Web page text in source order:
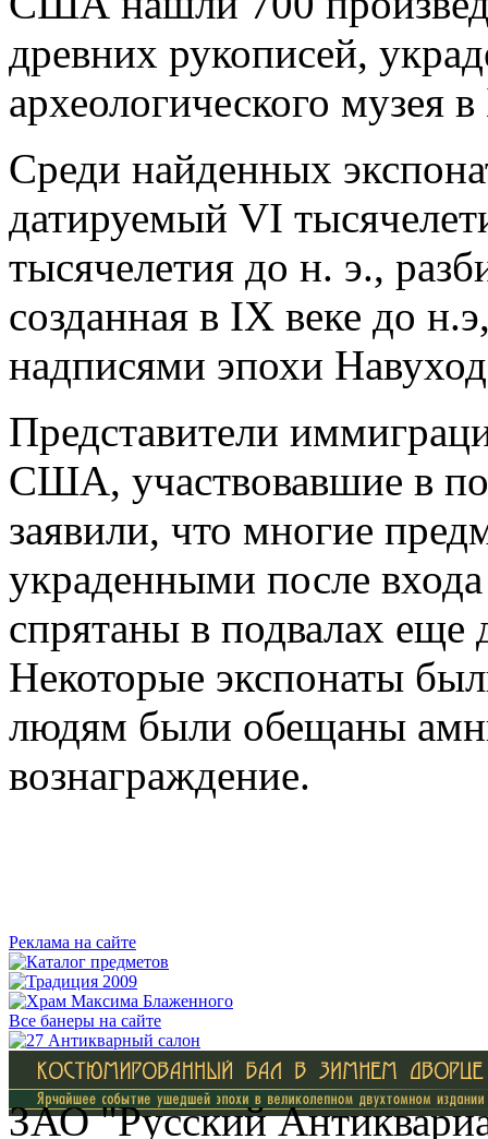
древних рукописей,
археологического музея в
Среди найденных
датируемый VI
тысячелетия до н. э.,
созданная в IX веке до
надписями эпохи
Представители
США, участвовавшие в
заявили, что многие
украденными после
спрятаны в подвалах еще
Некоторые экспонаты
людям были обещаны
вознаграждение.
Реклама на сайте
Все банеры на сайте
ЗАО "Русский